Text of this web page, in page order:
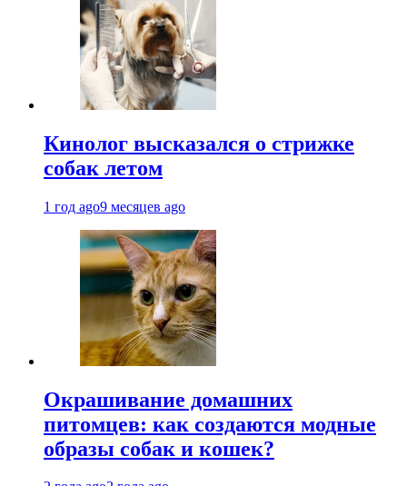
Кинолог высказался о стрижке
собак летом
1 год ago9 месяцев ago
Окрашивание домашних
питомцев: как создаются модные
образы собак и кошек?